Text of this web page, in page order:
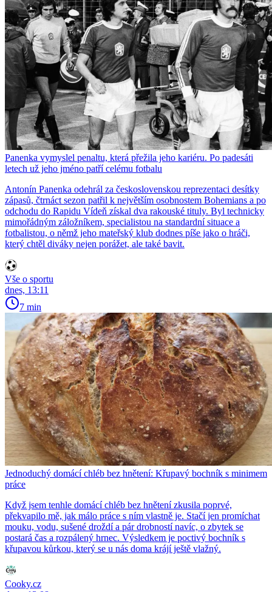
Panenka vymyslel penaltu, která přežila jeho kariéru. Po padesáti
letech už jeho jméno patří celému fotbalu
Antonín Panenka odehrál za československou reprezentaci desítky
zápasů, čtrnáct sezon patřil k největším osobnostem Bohemians a po
odchodu do Rapidu Vídeň získal dva rakouské tituly. Byl technicky
mimořádným záložníkem, specialistou na standardní situace a
fotbalistou, o němž jeho mateřský klub dodnes píše jako o hráči,
který chtěl diváky nejen porážet, ale také bavit.
Vše o sportu
dnes, 13:11
7 min
Jednoduchý domácí chléb bez hnětení: Křupavý bochník s minimem
práce
Když jsem tenhle domácí chléb bez hnětení zkusila poprvé,
překvapilo mě, jak málo práce s ním vlastně je. Stačí jen promíchat
mouku, vodu, sušené droždí a pár drobností navíc, o zbytek se
postará čas a rozpálený hrnec. Výsledkem je poctivý bochník s
křupavou kůrkou, který se u nás doma krájí ještě vlažný.
Cooky.cz